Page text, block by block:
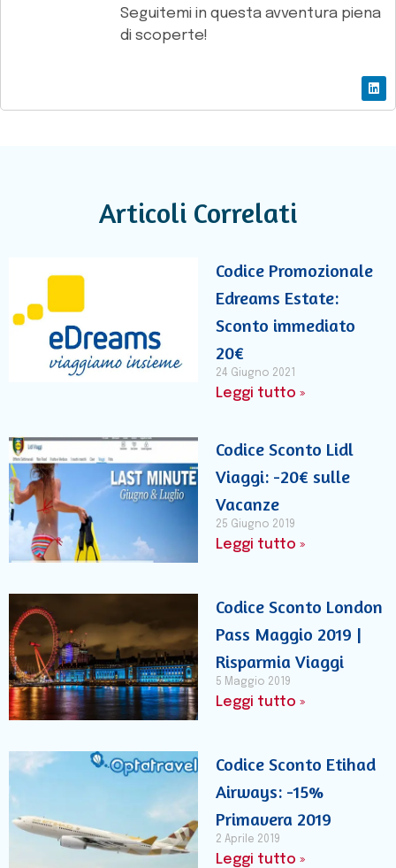
Seguitemi in questa avventura piena
di scoperte!
Articoli Correlati
Codice Promozionale
Edreams Estate:
Sconto immediato
20€
24 Giugno 2021
Leggi tutto »
Codice Sconto Lidl
Viaggi: -20€ sulle
Vacanze
25 Giugno 2019
Leggi tutto »
Codice Sconto London
Pass Maggio 2019 |
Risparmia Viaggi
5 Maggio 2019
Leggi tutto »
Codice Sconto Etihad
Airways: -15%
Primavera 2019
2 Aprile 2019
Leggi tutto »